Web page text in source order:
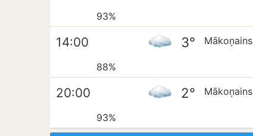
93%
14:00 3° Mākoņains
88%
20:00 2° Mākoņains
93%